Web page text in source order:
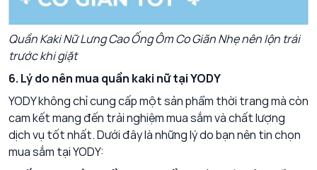
Quần Kaki Nữ Lưng Cao Ống Ôm Co Giãn Nhẹ nên lộn trái
trước khi giặt
6. Lý do nên mua quần kaki nữ tại YODY
YODY không chỉ cung cấp một sản phẩm thời trang mà còn
cam kết mang đến trải nghiệm mua sắm và chất lượng
dịch vụ tốt nhất. Dưới đây là những lý do bạn nên tin chọn
mua sắm tại YODY: